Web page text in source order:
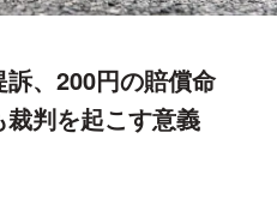
訴、200円の賠償命
判を起こす意義